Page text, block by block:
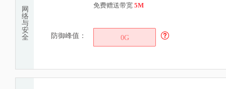
网
络
与
安
全
免费赠送带宽5M
防御峰值： 0G